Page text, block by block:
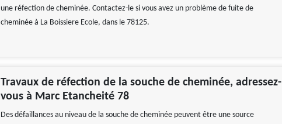
une réfection de cheminée. Contactez-le si vous avez un problème de fuite de
cheminée à La Boissiere Ecole, dans le 78125.
Travaux de réfection de la souche de cheminée, adressez-
vous à Marc Etancheité 78
Des défaillances au niveau de la souche de cheminée peuvent être une source